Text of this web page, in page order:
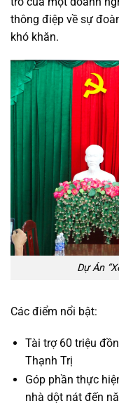
thông điệp về sự
khó khăn.
Dự Án
Các điểm nổi bật:
Tài trợ 60 triệu
Thạnh Trị
Góp phần thực
nhà dột nát đến